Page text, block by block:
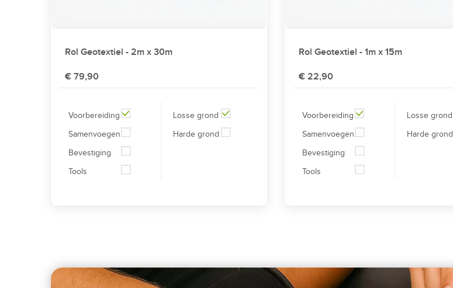
Rol Geotextiel - 2m x 30m
€ 79,90
Voorbereiding
Samenvoegen
Bevestiging
Tools
Losse grond
Harde grond
Rol Geotextiel - 1m x 15m
€ 22,90
Voorbereiding
Samenvoegen
Bevestiging
Tools
Losse grond
Harde grond